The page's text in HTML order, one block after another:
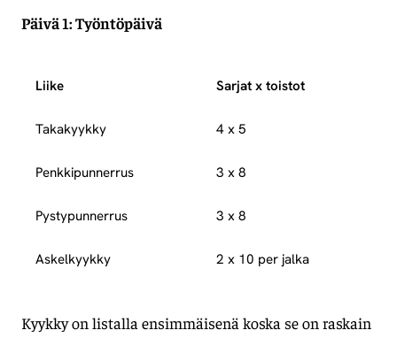
Päivä 1: Työntöpäivä
Liike Sarjat x toistot
Takakyykky 4 x 5
Penkkipunnerrus 3 x 8
Pystypunnerrus 3 x 8
Askelkyykky 2 x 10 per jalka
Kyykky on listalla ensimmäisenä koska se on raskain